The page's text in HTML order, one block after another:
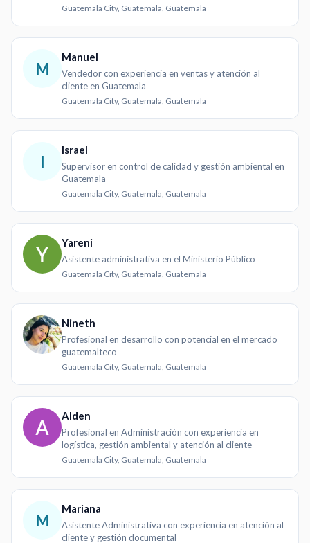
Guatemala City, Guatemala, Guatemala
M
Manuel
Vendedor con experiencia en ventas y atención al
cliente en Guatemala
Guatemala City, Guatemala, Guatemala
I
Israel
Supervisor en control de calidad y gestión ambiental en
Guatemala
Guatemala City, Guatemala, Guatemala
Yareni
Asistente administrativa en el Ministerio Público
Guatemala City, Guatemala, Guatemala
Nineth
Profesional en desarrollo con potencial en el mercado
guatemalteco
Guatemala City, Guatemala, Guatemala
Alden
Profesional en Administración con experiencia en
logística, gestión ambiental y atención al cliente
Guatemala City, Guatemala, Guatemala
M
Mariana
Asistente Administrativa con experiencia en atención al
cliente y gestión documental